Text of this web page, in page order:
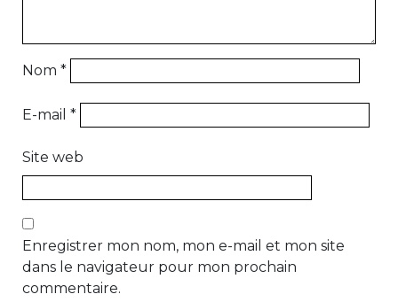
Nom *
E-mail *
Site web
Enregistrer mon nom, mon e-mail et mon site
dans le navigateur pour mon prochain
commentaire.